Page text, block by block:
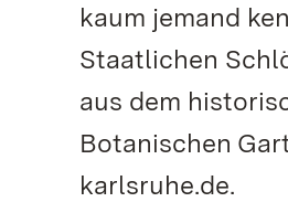
kaum jemand
Staatlichen
aus dem
Botanischen
karlsruhe.de.